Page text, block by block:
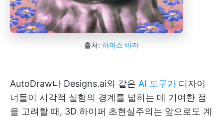
출처: 하퍼스 바자
AutoDraw나 Designs.ai와 같은 AI 도구가 디자이
너들이 시각적 실험의 경계를 넓히는 데 기여한 점
을 고려할 때, 3D 하이퍼 초현실주의는 앞으로도 계